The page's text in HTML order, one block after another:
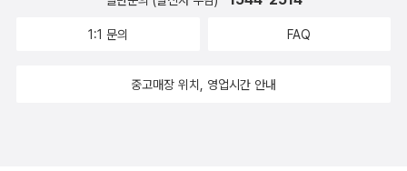
서 아내 나디아가 체포되어 수용소에 수감된다. 혼자 튀르키예의 이
스탄불 대학으로 옮겨온 바그너 교수는 아내를 구출하기 위하여 튀르
내는 데 성공한다. 나디아는 부모의 고향인 루미나이로 추방되어, 막
잊어버린 시간까지도 함께 품고 있는 것이 아닐까.사람들이란 자기들
어 이야기하는 법이다. 그 밖의 다른 것들은 무엇이 되었든 간에 여러
학적 시선이라 바이스, 이 엄하게 생긴 독일 양반한테 혹, 넘어가버렸
다는 거 아닌가.7. 리온 포이히트방거, <고야, 혹은 인식의 혹독한 길
워서. 그건 그거고, 이 책은 작가 포이히트방거에 대한 나의 경외심을
기 전, 나는 직원분께 소줏잔에 금이 가 있노라 말씀드리고 교환해달
뒤에 봐가지고 저 소주는 마시지도 못하고 아까워.. 으... 했는데 직원
둘 순 없지 않은가!! 겉보리를 골라내고 있는데, 작은외삼촌이 골라 낸
리가 우리 보리차 먹는 겉보리가 아닌가!!!! 아 아까워!!!!!!!!!!!!!!!!!!! 국
1:1 문의 FAQ
중고매장 위치, 영업시간 안내